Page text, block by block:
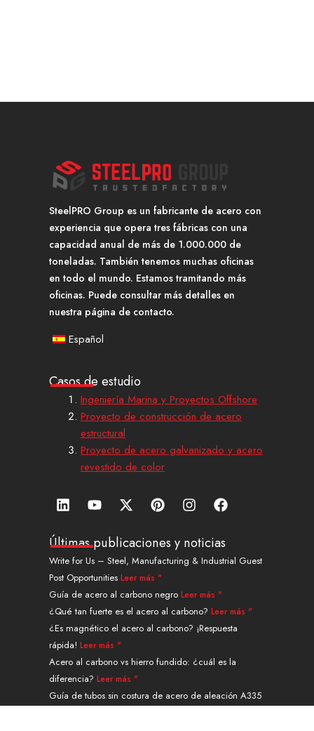
SteelPRO Group es un fabricante de acero con
experiencia que opera tres fábricas con una
capacidad anual de más de 1.000.000 de
toneladas. También tenemos muchas oficinas
en todo el mundo. Estamos tramitando más
oficinas. Puede consultar más detalles en
nuestra página de contacto.
Español
Casos de estudio
Ingeniería Marina y Proyectos Offshore
Proyecto de construcción de acero
estructural
Proyecto de acero galvanizado y acero
revestido de color
L
i
k
e
d
i
n
Y
o
t
u
b
e
X
-
w
i
t
t
e
r
P
i
t
e
r
e
s
t
I
n
t
a
g
a
m
F
a
e
b
o
k
Últimas publicaciones y noticias
Write for Us – Steel, Manufacturing & Industrial Guest
Post Opportunities Leer más "
Guía de acero al carbono negro Leer más "
¿Qué tan fuerte es el acero al carbono? Leer más "
¿Es magnético el acero al carbono? ¡Respuesta
rápida! Leer más "
Acero al carbono vs hierro fundido: ¿cuál es la
diferencia? Leer más "
Guía de tubos sin costura de acero de aleación A335